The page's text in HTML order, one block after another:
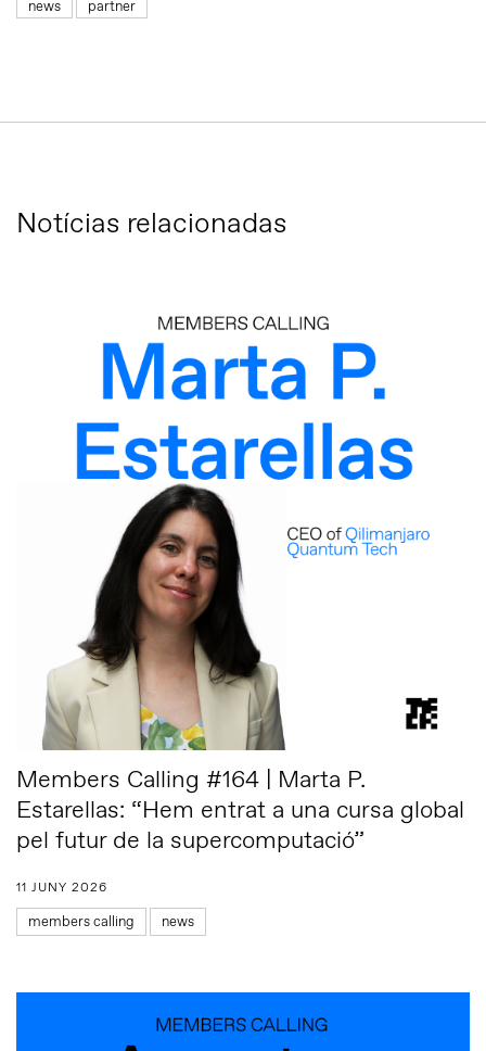
news partner
Notícias relacionadas
Members Calling #164 | Marta P.
Estarellas: “Hem entrat a una cursa global
pel futur de la supercomputació”
11 JUNY 2026
members calling news